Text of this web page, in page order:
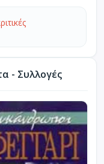
- Συλλογές